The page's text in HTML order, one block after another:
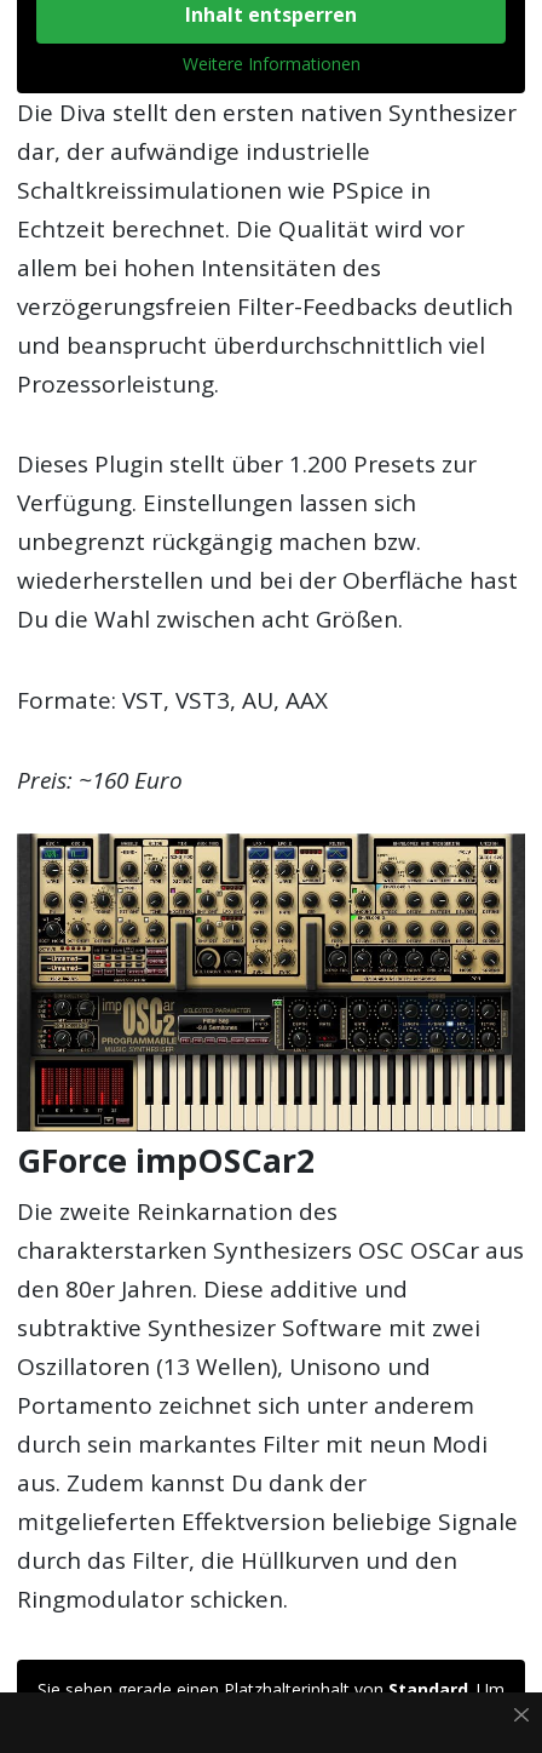
Inhalt entsperren
Weitere Informationen
Die Diva stellt den ersten nativen Synthesizer
dar, der aufwändige industrielle
Schaltkreissimulationen wie PSpice in
Echtzeit berechnet. Die Qualität wird vor
allem bei hohen Intensitäten des
verzögerungsfreien Filter-Feedbacks deutlich
und beansprucht überdurchschnittlich viel
Prozessorleistung.
Dieses Plugin stellt über 1.200 Presets zur
Verfügung. Einstellungen lassen sich
unbegrenzt rückgängig machen bzw.
wiederherstellen und bei der Oberfläche hast
Du die Wahl zwischen acht Größen.
Formate: VST, VST3, AU, AAX
Preis: ~160 Euro
GForce impOSCar2
Die zweite Reinkarnation des
charakterstarken Synthesizers OSC OSCar aus
den 80er Jahren. Diese additive und
subtraktive Synthesizer Software mit zwei
Oszillatoren (13 Wellen), Unisono und
Portamento zeichnet sich unter anderem
durch sein markantes Filter mit neun Modi
aus. Zudem kannst Du dank der
mitgelieferten Effektversion beliebige Signale
durch das Filter, die Hüllkurven und den
Ringmodulator schicken.
Sie sehen gerade einen Platzhalterinhalt von Standard . Um